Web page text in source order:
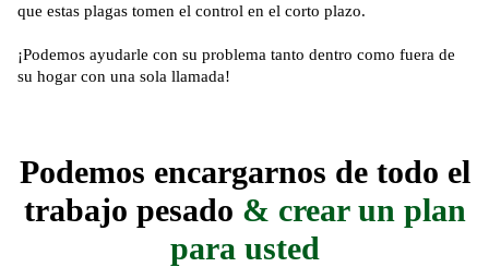
que estas plagas tomen el control en el corto plazo.
¡Podemos ayudarle con su problema tanto dentro como fuera de
su hogar con una sola llamada!
Podemos encargarnos de todo el
trabajo pesado & crear un plan
para usted